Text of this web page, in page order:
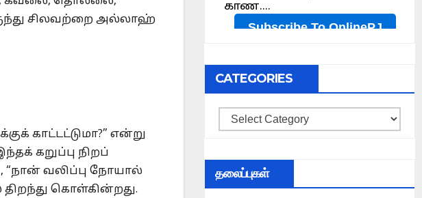
சிலவற்றை அல்லாஹ்
காட்டட்டுமா?” என்று
கறுப்பு நிறப்
வலிப்பு நோயால்
திறந்து கொள்கின்றது.
CATEGORIES
Categories
தலைப்புகள்